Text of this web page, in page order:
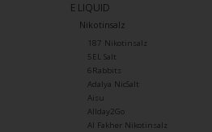
E LIQUID
Nikotinsalz
187 Nikotinsalz
5EL Salt
6Rabbits
Adalya NicSalt
Aisu
Allday2Go
Al Fakher Nikotinsalz